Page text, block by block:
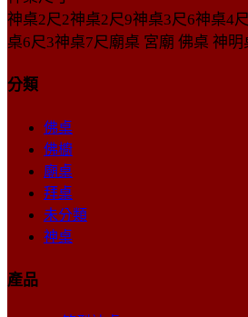
神桌2尺2神桌2尺9神桌3尺6神桌4
桌6尺3神桌7尺廟桌 宮廟 佛桌 神明
分類
佛桌
佛櫥
廟桌
拜桌
未分類
神桌
產品